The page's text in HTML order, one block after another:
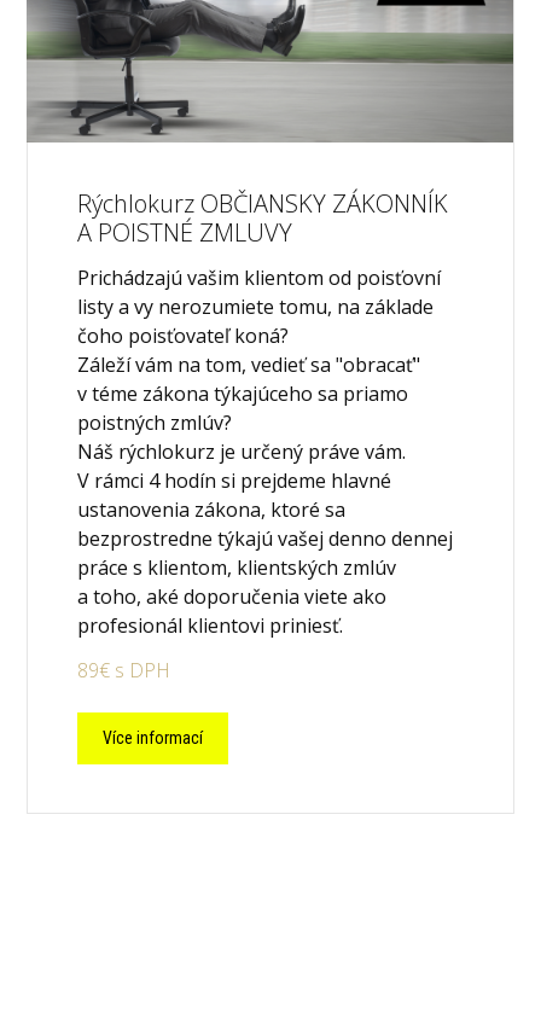
Rýchlokurz OBČIANSKY ZÁKONNÍK
A POISTNÉ ZMLUVY
Prichádzajú vašim klientom od poisťovní
listy a vy nerozumiete tomu, na základe
čoho poisťovateľ koná?
Záleží vám na tom, vedieť sa "obracať"
v téme zákona týkajúceho sa priamo
poistných zmlúv?
Náš rýchlokurz je určený práve vám.
V rámci 4 hodín si prejdeme hlavné
ustanovenia zákona, ktoré sa
bezprostredne týkajú vašej denno dennej
práce s klientom, klientských zmlúv
a toho, aké doporučenia viete ako
profesionál klientovi priniesť.
89€ s DPH
Více informací